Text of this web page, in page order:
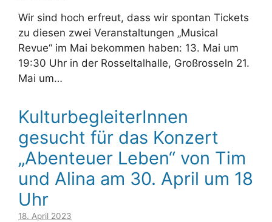
Wir sind hoch erfreut, dass wir spontan Tickets
zu diesen zwei Veranstaltungen „Musical
Revue“ im Mai bekommen haben: 13. Mai um
19:30 Uhr in der Rosseltalhalle, Großrosseln 21.
Mai um…
KulturbegleiterInnen
gesucht für das Konzert
„Abenteuer Leben“ von Tim
und Alina am 30. April um 18
Uhr
18. April 2023